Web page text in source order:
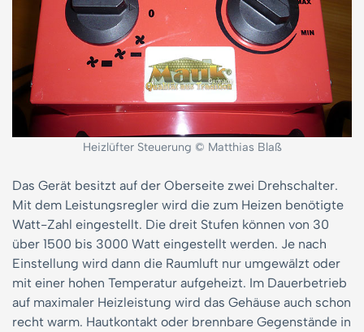
Heizlüfter Steuerung © Matthias Blaß
Das Gerät besitzt auf der Oberseite zwei Drehschalter.
Mit dem Leistungsregler wird die zum Heizen benötigte
Watt-Zahl eingestellt. Die dreit Stufen können von 30
über 1500 bis 3000 Watt eingestellt werden. Je nach
Einstellung wird dann die Raumluft nur umgewälzt oder
mit einer hohen Temperatur aufgeheizt. Im Dauerbetrieb
auf maximaler Heizleistung wird das Gehäuse auch schon
recht warm. Hautkontakt oder brennbare Gegenstände in